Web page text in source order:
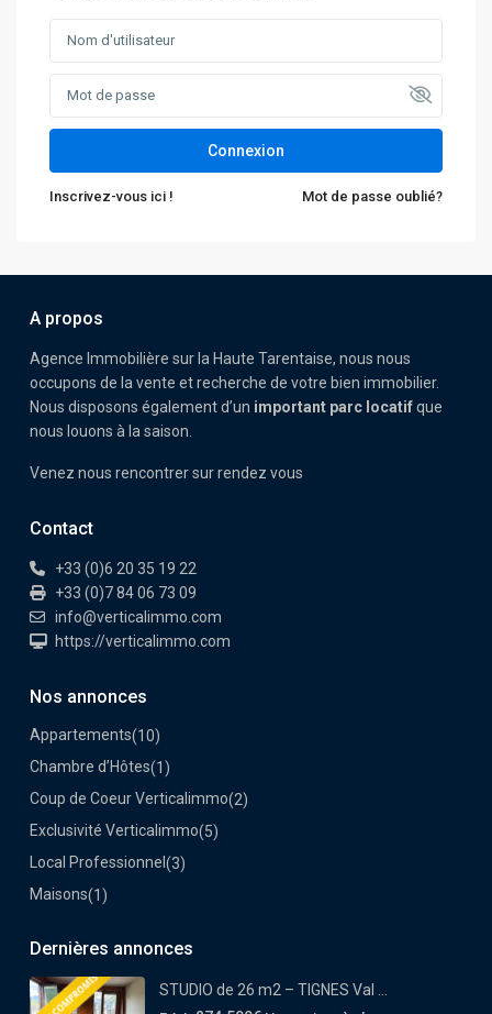
Connexion
Inscrivez-vous ici ! Mot de passe oublié?
A propos
Agence Immobilière sur la Haute Tarentaise, nous nous
occupons de la vente et recherche de votre bien immobilier.
Nous disposons également d’un important parc locatifque
nous louons à la saison.
Venez nous rencontrer sur rendez vous
Contact
+33 (0)6 20 35 19 22
+33 (0)7 84 06 73 09
info@verticalimmo.com
https://verticalimmo.com
Nos annonces
Appartements(10)
Chambre d’Hôtes(1)
Coup de Coeur Verticalimmo(2)
Exclusivité Verticalimmo(5)
Local Professionnel (3)
Maisons(1)
Dernières annonces
STUDIO de 26 m2 – TIGNES Val ...